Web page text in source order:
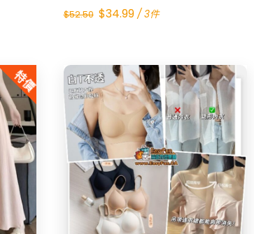
$52.50 Original
$52.50.
$34.99Current
$34.99.
/ 3件
特價
Share